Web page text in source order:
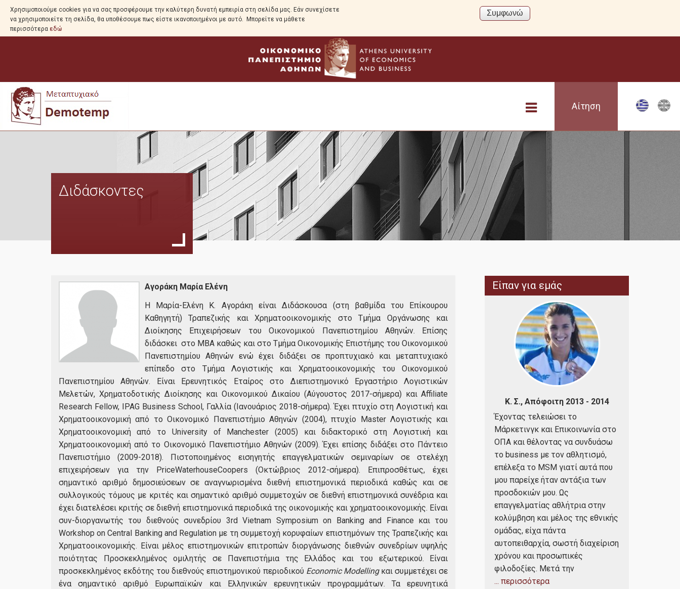
Χρησιμοποιούμε cookies για να σας προσφέρουμε την καλύτερη δυνατή εμπειρία στη σελίδα μας. Εάν συνεχίσετε
να χρησιμοποιείτε τη σελίδα, θα υποθέσουμε πως είστε ικανοποιημένοι με αυτό. Μπορείτε να μάθετε
περισσότερα εδώ
Αίτηση
Προεπισκόπηση
Σκοπός
Πρόγραμμα Σπουδών
Οδηγός Σπουδών
Δίδακτρα & Υποτροφίες
Υποψήφιοι
Σε ποιούς απευθύνεται
Διαδικασία Αιτήσεων
Καριέρα
Έρευνα
Διασφάλιση Ποιότητας
Πολιτική ποιότητας
Διδάσκοντες
Αγοράκη Μαρία Ελένη
Η Μαρία-Ελένη Κ. Αγοράκη είναι Διδάσκουσα (στη βαθμίδα του Επίκουρου
Καθηγητή) Τραπεζικής και Χρηματοοικονομικής στο Τμήμα Οργάνωσης και
Διοίκησης Επιχειρήσεων του Οικονομικού Πανεπιστημίου Αθηνών. Επίσης
διδάσκει στο ΜΒΑ καθώς και στο Τμήμα Οικονομικής Επιστήμης του Οικονομικού
Πανεπιστημίου Αθηνών ενώ έχει διδάξει σε προπτυχιακό και μεταπτυχιακό
επίπεδο στο Τμήμα Λογιστικής και Χρηματοοικονομικής του Οικονομικού
Πανεπιστημίου Αθηνών. Είναι Ερευνητικός Εταίρος στο Διεπιστημονικό Εργαστήριο Λογιστικών
Μελετών, Χρηματοδοτικής Διοίκησης και Οικονομικού Δικαίου (Αύγουστος 2017-σήμερα) και Affiliate
Research Fellow, IPAG Business School, Γαλλία (Ιανουάριος 2018-σήμερα). Έχει πτυχίο στη Λογιστική και
Χρηματοοικονομική από το Οικονομικό Πανεπιστήμιο Αθηνών (2004), πτυχίο Master Λογιστικής και
Χρηματοοικονομική από το University of Manchester (2005) και διδακτορικό στη Λογιστική και
Χρηματοοικονομική από το Οικονομικό Πανεπιστήμιο Αθηνών (2009). Έχει επίσης διδάξει στο Πάντειο
Πανεπιστήμιο (2009-2018). Πιστοποιημένος εισηγητής επαγγελματικών σεμιναρίων σε στελέχη
επιχειρήσεων για την PriceWaterhouseCoopers (Οκτώβριος 2012-σήμερα). Επιπροσθέτως, έχει
σημαντικό αριθμό δημοσιεύσεων σε αναγνωρισμένα διεθνή επιστημονικά περιοδικά καθώς και σε
συλλογικούς τόμους με κριτές και σημαντικό αριθμό συμμετοχών σε διεθνή επιστημονικά συνέδρια και
έχει διατελέσει κριτής σε διεθνή επιστημονικά περιοδικά της οικονομικής και χρηματοοικονομικής. Είναι
συν-διοργανωτής του διεθνούς συνεδρίου 3rdVietnam Symposium on Banking and Finance και του
Workshop on Central Banking and Regulation με τη συμμετοχή κορυφαίων επιστημόνων της Τραπεζικής και
Χρηματοοικονομικής. Είναι μέλος επιστημονικών επιτροπών διοργάνωσης διεθνών συνεδρίων υψηλής
ποιότητας Προσκεκλημένος ομιλητής σε Πανεπιστήμια της Ελλάδος και του εξωτερικού. Είναι
προσκεκλημένος εκδότης του διεθνούς επιστημονικού περιοδικού Economic Modellingκαι συμμετέχει σε
ένα σημαντικό αριθμό Ευρωπαϊκών και Ελληνικών ερευνητικών προγραμμάτων. Τα ερευνητικά
Είπαν για εμάς
Β. Π., Απόφοιτος 2018 - 2019
Μετά από το Πτυχίο μου στα
Μαθηματικά, έψαχνα ένα ισχυρό
πρόγραμμα που θα μπορούσα να
είμαι σε θέση να διευρύνω τη
σκέψη μου και να επεκτείνω τη
γνώση μου. Το MSc in Economics
(εξειδίκευση οικονομική θεωρία)
πρόγραμμα συνδυάζει στοιχεία
από την μαθηματική θεωρία
(μαθηματική ανάλυση, θεωρία
πιθανοτήτων, διαφορικός
λογισμός, θεωρία παιγνίων) με
... περισσότερα
Κ. Σ., Απόφοιτη 2013 - 2014
Έχοντας τελειώσει το
Μάρκετινγκ και Επικοινωνία στο
ΟΠΑ και θέλοντας να συνδυάσω
το business με τον αθλητισμό,
επέλεξα το MSM γιατί αυτά που
μου παρείχε ήταν αντάξια των
προσδοκιών μου. Ως
επαγγελματίας αθλήτρια στην
κολύμβηση και μέλος της εθνικής
ομάδας, είχα πάντα
αυτοπειθαρχία, σωστή διαχείριση
χρόνου και προσωπικές
φιλοδοξίες. Μετά την
... περισσότερα